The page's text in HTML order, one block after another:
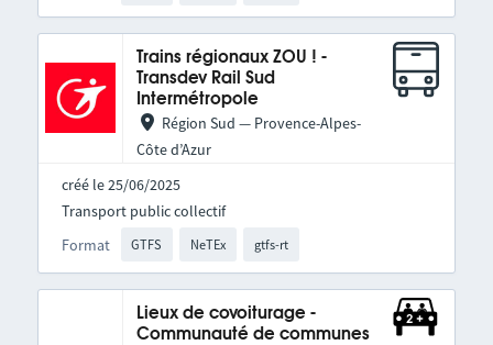
Trains régionaux ZOU ! -
Transdev Rail Sud
Intermétropole
Région Sud — Provence-Alpes-
Côte d’Azur
créé le 25/06/2025
Format GTFS NeTEx gtfs-rt
Transport public collectif
Lieux de covoiturage -
Communauté de communes